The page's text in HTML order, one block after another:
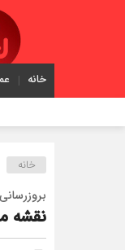
خانه
خانه
نقشه